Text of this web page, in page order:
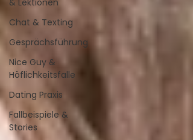
& Lektionen
Chat & Texting
Gesprächsführung
Nice Guy &
Höflichkeitsfalle
Dating Praxis
Fallbeispiele &
Stories